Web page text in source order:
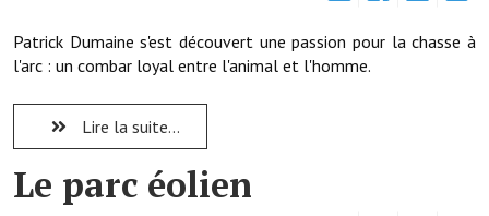
Fêtes et manifestations
Numéros d'urgence
Terrains et maisons à vendre
VOTRE MAIRIE
Patrick Dumaine s'est découvert une passion pour la chasse à
l'arc : un combar loyal entre l'animal et l'homme.
Lire la suite...
Le parc éolien